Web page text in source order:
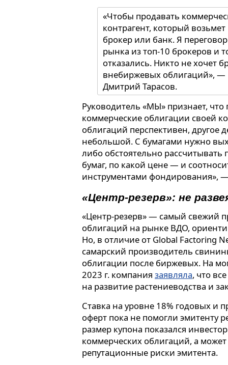
«Чтобы продавать
контрагент, который
брокер или банк. Я
рынка из топ-10 брокеров и
отказались. Никто не хочет
внебиржевых облигаций», —
Дмитрий Тарасов.
Руководитель «МЫ» признает,
коммерческие облигации своей
облигаций перспективен, другое
небольшой. С бумагами нужно
либо обстоятельно
бумаг, по какой цене — и
инструментами фондирования»,
«Центр-резерв»: не
«Центр-резерв» — самый свежий
облигаций на рынке ВДО,
Но, в отличие от Global Factoring
самарский производитель
облигации после биржевых. На
2023 г. компания заявляла, что
на развитие растениеводства и
Ставка на уровне 18% годовых и
оферт пока не помогли эмитенту
размер купона показался
коммерческих облигаций, а
репутационные риски эмитента.